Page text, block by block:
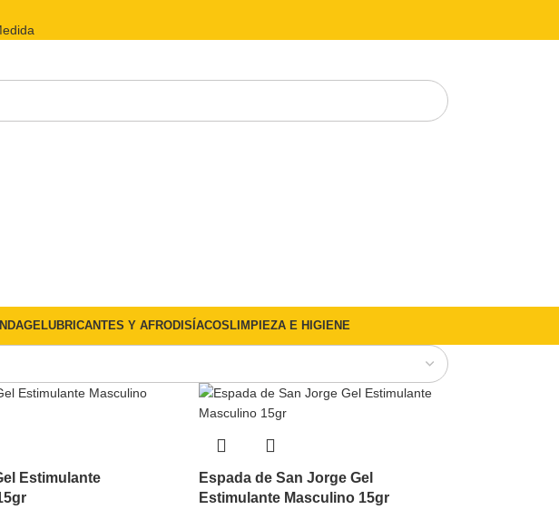
LUBRICANTES Y AFRODISÍACOS LIMPIEZA E HIGIENE
Estimulante
Espada de San Jorge Gel
Estimulante Masculino 15gr